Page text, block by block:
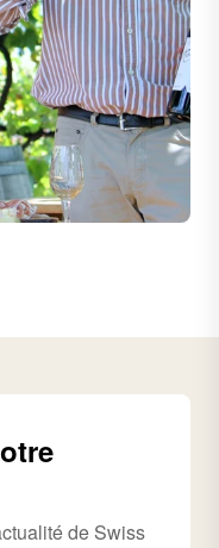
de Swiss